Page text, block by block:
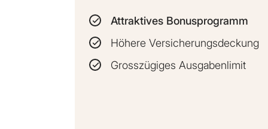
Attraktives Bonusprogramm
Höhere Versicherungsdeckung
Grosszügiges Ausgabenlimit